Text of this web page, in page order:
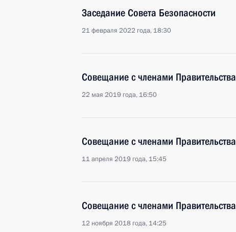
Заседание Совета Безопасности
21 февраля 2022 года, 18:30
Совещание с членами Правительства
22 мая 2019 года, 16:50
Совещание с членами Правительства
11 апреля 2019 года, 15:45
Совещание с членами Правительства
12 ноября 2018 года, 14:25